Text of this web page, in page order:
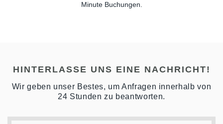
Minute Buchungen.
HINTERLASSE UNS EINE NACHRICHT!
Wir geben unser Bestes, um Anfragen innerhalb von
24 Stunden zu beantworten.